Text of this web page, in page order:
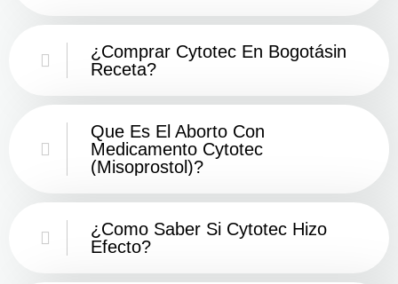
¿Comprar Cytotec En Bogotásin
Receta?
Que Es El Aborto Con
Medicamento Cytotec
(misoprostol)?
¿Como Saber Si Cytotec Hizo
Efecto?